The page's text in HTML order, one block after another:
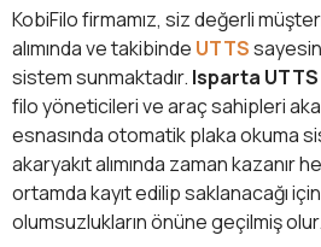
KobiFilo firmamız, siz değerli
alımında ve takibinde UTTS
sistem sunmaktadır. Isparta UTTS
filo yöneticileri ve araç sahipleri
esnasında otomatik plaka okuma
akaryakıt alımında zaman kazanır
ortamda kayıt edilip saklanacağı
olumsuzlukların önüne geçilmiş olur.